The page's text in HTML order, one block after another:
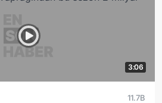
3:06
11.7B